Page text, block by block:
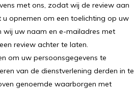
met ons, zodat wij de review aan
u opnemen om een toelichting op uw
wij uw naam en e-mailadres met
review achter te laten.
om uw persoonsgegevens te
van de dienstverlening derden in te
genoemde waarborgen met